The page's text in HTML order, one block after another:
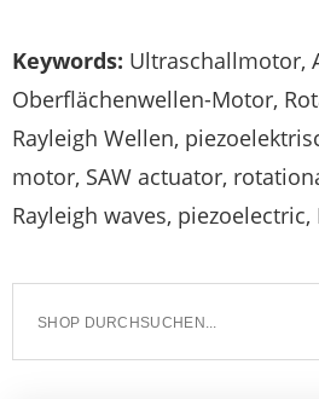
Keywords: Ultraschallmotor,
Oberflächenwellen-Motor,
Rayleigh Wellen,
motor, SAW actuator,
Rayleigh waves, piezoelectric,